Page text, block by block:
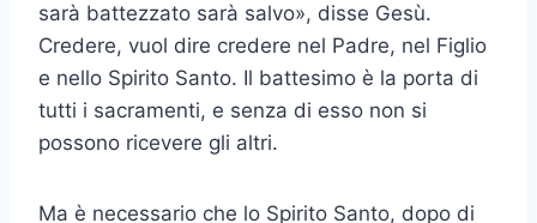
sarà battezzato sarà salvo», disse Gesù.
Credere, vuol dire credere nel Padre, nel Figlio
e nello Spirito Santo. Il battesimo è la porta di
tutti i sacramenti, e senza di esso non si
possono ricevere gli altri.
Ma è necessario che lo Spirito Santo, dopo di